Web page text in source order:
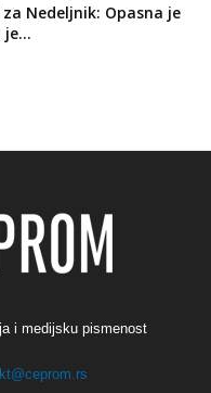
Nedeljnik: Opasna je
i medijsku pismenost